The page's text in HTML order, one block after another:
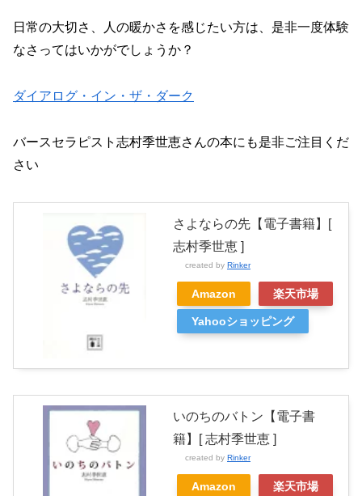
日常の大切さ、人の暖かさを感じたい方は、是非一度体験
なさってはいかがでしょうか？
ダイアログ・イン・ザ・ダーク
バースセラピスト志村季世恵さんの本にも是非ご注目くだ
さい
さよならの先【電子書籍】[
志村季世恵 ]
created by Rinker
Amazon 楽天市場
Yahooショッピング
いのちのバトン【電子書
籍】[ 志村季世恵 ]
created by Rinker
Amazon 楽天市場